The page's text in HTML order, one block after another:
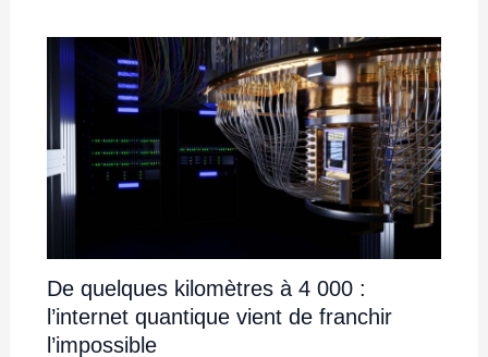
De quelques kilomètres à 4 000 :
l’internet quantique vient de franchir
l’impossible